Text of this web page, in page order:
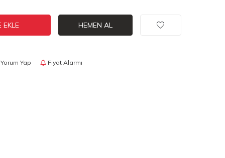
EKLE HEMEN AL
Yorum Yap Fiyat Alarmı